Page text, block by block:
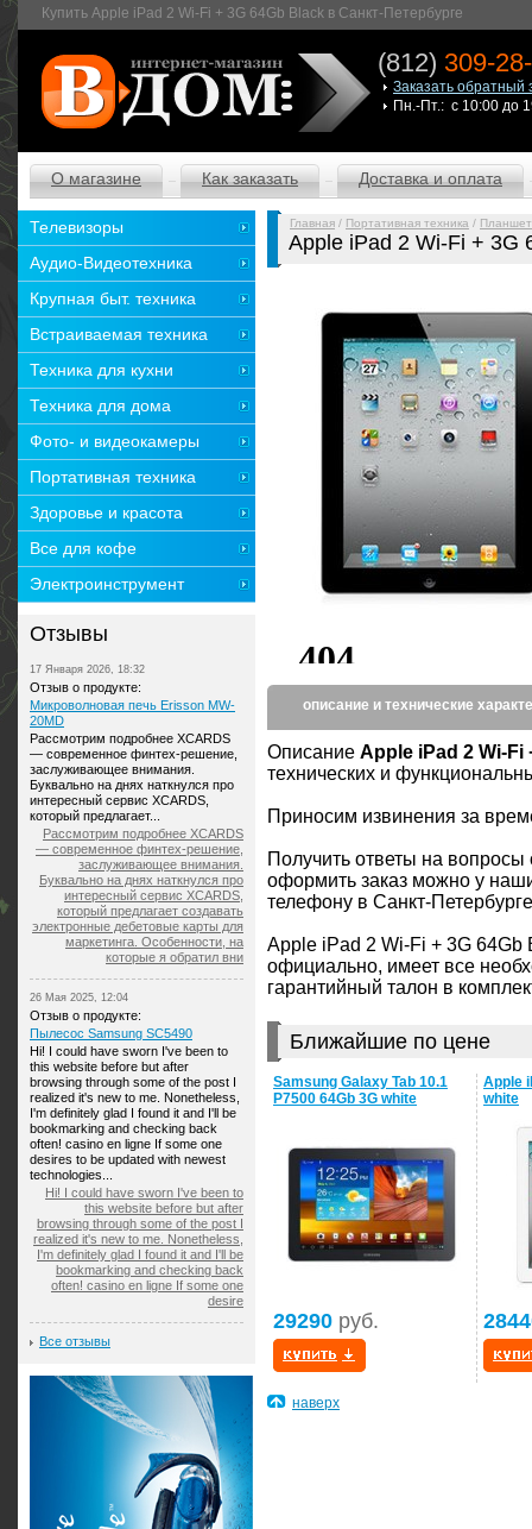
Купить Apple iPad 2 Wi-Fi + 3G 64Gb Black в Санкт-Петербурге
(812) 309-
Заказать обратный
Пн.-Пт.: с 10:00 до
О магазине Как заказать Доставка и оплата
Главная / Портативная техника /
Apple iPad 2 Wi-Fi + 3G
описание и технические
Описание Apple iPad 2 Wi-Fi
технических и
Приносим извинения за
Получить ответы на
оформить заказ можно у
телефону в Санкт-
Apple iPad 2 Wi-Fi + 3G 64Gb
официально, имеет все
гарантийный талон в
Ближайшие по цене
Samsung Galaxy Tab 10.1
P7500 64Gb 3G white
29290 руб.
Apple
white
наверх
Телевизоры
Аудио-Видеотехника
Крупная быт. техника
Встраиваемая техника
Техника для кухни
Техника для дома
Фото- и видеокамеры
Портативная техника
Здоровье и красота
Все для кофе
Электроинструмент
Отзывы
17 Января 2026, 18:32
Отзыв о продукте:
Микроволновая печь Erisson MW-
20MD
Рассмотрим подробнее XCARDS
— современное финтех-решение,
заслуживающее внимания.
Буквально на днях наткнулся про
интересный сервис XCARDS,
который предлагает...
Рассмотрим подробнее XCARDS
— современное финтех-решение,
заслуживающее внимания.
Буквально на днях наткнулся про
интересный сервис XCARDS,
который предлагает создавать
электронные дебетовые карты для
маркетинга. Особенности, на
которые я обратил вни
26 Мая 2025, 12:04
Отзыв о продукте:
Пылесос Samsung SC5490
Hi! I could have sworn I've been to
this website before but after
browsing through some of the post I
realized it's new to me. Nonetheless,
I'm definitely glad I found it and I'll be
bookmarking and checking back
often! casino en ligne If some one
desires to be updated with newest
technologies...
Hi! I could have sworn I've been to
this website before but after
browsing through some of the post I
realized it's new to me. Nonetheless,
I'm definitely glad I found it and I'll be
bookmarking and checking back
often! casino en ligne If some one
desire
Все отзывы